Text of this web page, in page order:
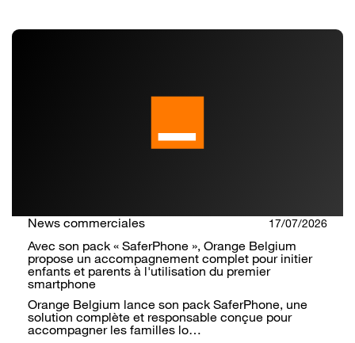
News commerciales 17/07/2026
Avec son pack « SaferPhone », Orange Belgium
propose un accompagnement complet pour initier
enfants et parents à l'utilisation du premier
smartphone
Orange Belgium lance son pack SaferPhone, une
solution complète et responsable conçue pour
accompagner les familles lo…